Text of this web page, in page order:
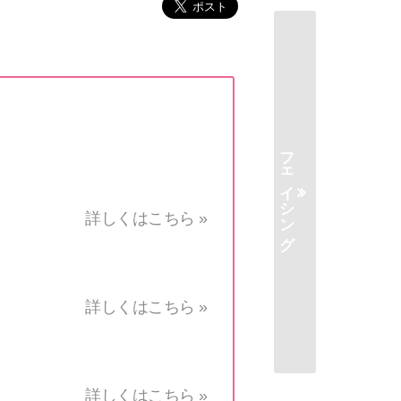
詳しくはこちら »
詳しくはこちら »
詳しくはこちら »
フェイシング